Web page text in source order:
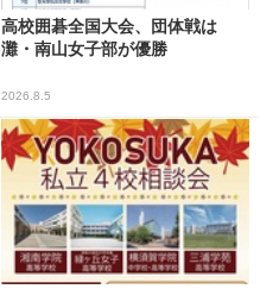
高校囲碁全国大会、団体戦は
灘・南山女子部が優勝
2026.8.5